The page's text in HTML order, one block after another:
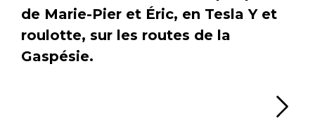
de Marie-Pier et Éric, en Tesla Y et
roulotte, sur les routes de la
Gaspésie.